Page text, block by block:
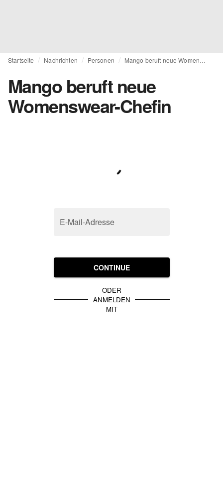
Startseite Nachrichten Personen
Mango beruft neue
Womenswear-Chefin
E-Mail-Adresse
CONTINUE
ODER
ANMELDEN
MIT